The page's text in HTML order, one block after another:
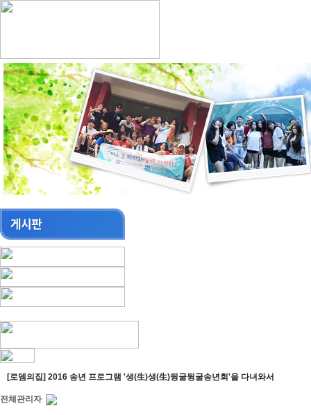
[로뎀의집] 2016 송년 프로그램 '생(生)생(生)뒹굴뒹굴송년회'을 다녀와서
전체관리자